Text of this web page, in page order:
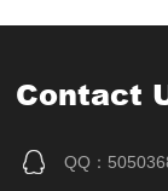
Contact
QQ：